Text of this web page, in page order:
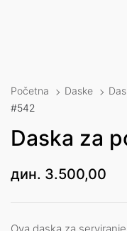
Početna Daske
#542
Daska za
дин. 3.500,00
Ova daska za